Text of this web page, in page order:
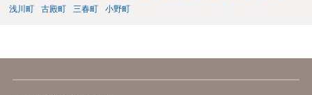
浅川町
古殿町 三春町 小野町